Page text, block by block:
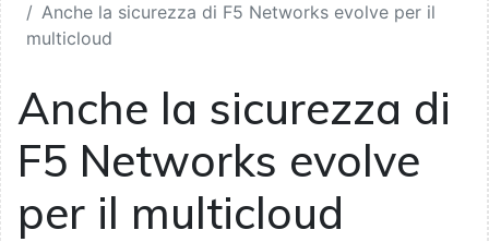
Anche la sicurezza di F5 Networks evolve per il
multicloud
Anche la sicurezza di
F5 Networks evolve
per il multicloud